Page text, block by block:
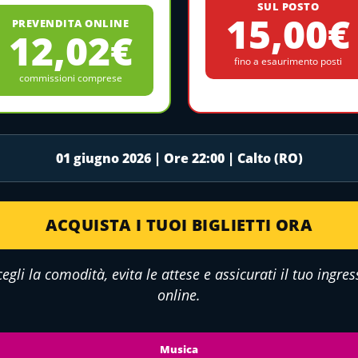
PREVENDITA ONLINE
12,02€
commissioni comprese
SUL POSTO
15,00€
fino a esaurimento posti
01 giugno 2026 | Ore 22:00 | Calto (RO)
ACQUISTA I TUOI BIGLIETTI ORA
la comodità, evita le attese e assicurati il tuo
online.
Musica